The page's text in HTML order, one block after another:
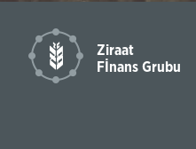
Ziraat
Fİnans Grubu
başa vurduq!